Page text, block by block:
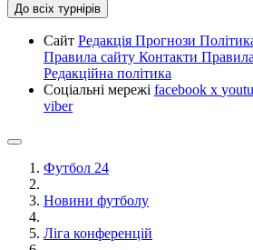
До всіх турнірів
Сайт Редакція Прогнози
Правила сайту Контакти
Редакційна політика
Соціальні мережі facebook x
viber
Футбол 24
Новини футболу
Ліга конференцій